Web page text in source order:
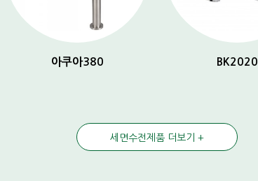
아쿠아380 BK2020
세면수전제품 더보기 +